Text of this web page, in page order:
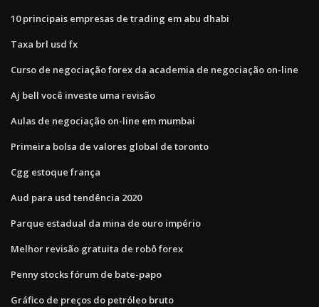
10 principais empresas de trading em abu dhabi
Taxa brl usd fx
Curso de negociação forex da academia de negociação on-line
Aj bell você investe uma revisão
Aulas de negociação on-line em mumbai
Primeira bolsa de valores global de toronto
Cgg estoque frança
Aud para usd tendência 2020
Parque estadual da mina de ouro império
Melhor revisão gratuita de robô forex
Penny stocks fórum de bate-papo
Gráfico de preços do petróleo bruto